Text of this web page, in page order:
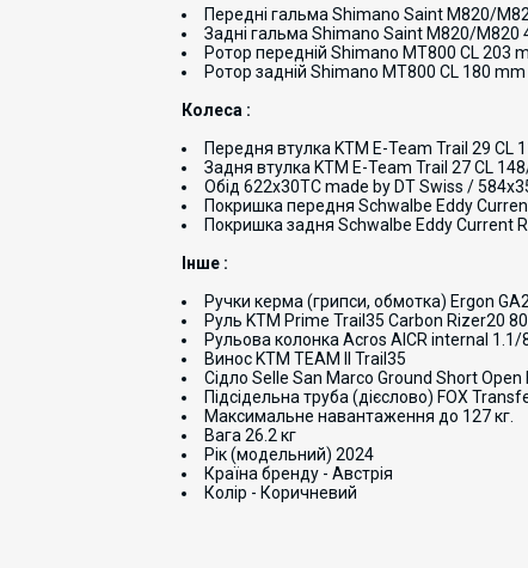
Передні гальма Shimano Saint M820/
Задні гальма Shimano Saint M820/M820
Ротор передній Shimano MT800 CL 203
Ротор задній Shimano MT800 CL 180 mm
Колеса :
Передня втулка KTM E-Team Trail 29 CL
Задня втулка KTM E-Team Trail 27 CL
Обід 622x30TC made by DT Swiss /
Покришка передня Schwalbe Eddy
Покришка задня Schwalbe Eddy Current
Інше :
Ручки керма (грипси, обмотка) Ergon
Руль KTM Prime Trail35 Carbon Rizer20
Рульова колонка Acros AICR internal 1.1/
Винос KTM TEAM II Trail35
Сідло Selle San Marco Ground Short Open
Підсідельна труба (дієслово) FOX
Максимальне навантаження до 127 кг.
Вага 26.2 кг
Рік (модельний) 2024
Країна бренду - Австрія
Колір - Коричневий